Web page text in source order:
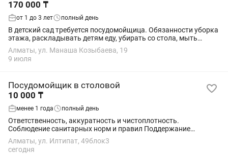
170 000 ₸
от 1 до 3 лет полный день
В детский сад требуется посудомойщица. Обязанности уборка
этажа, раскладывать детям еду, убирать со стола, мыть
посуду, загружать и разгружать посудомойку, вынос мусора.
Алматы, ул. Манаша Козыбаева, 19
9 июля
Посудомойщик в столовой
10 000 ₸
менее 1 года полный день
Ответственность, аккуратность и чистоплотность.
Соблюдение санитарных норм и правил Поддержание
чистоты посудомоечной зоны, раковин, оборудования и
рабочих поверхностей.
Алматы, ул. Илтипат, 49блок3
сегодня